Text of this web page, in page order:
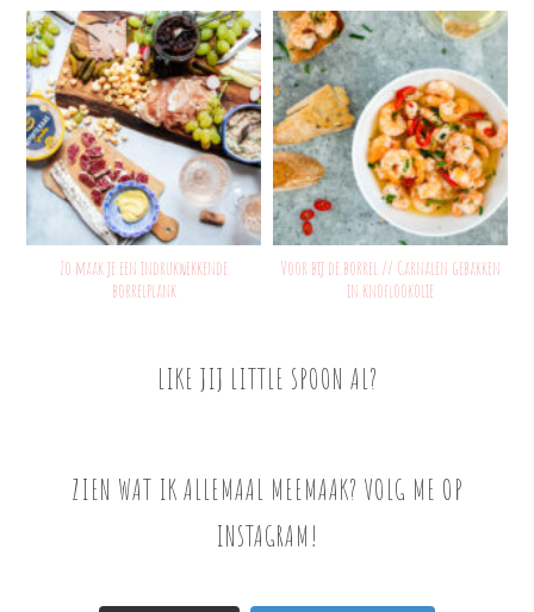
Zo maak je een indrukwekkende
borrelplank
Voor bij de borrel // Garnalen gebakken
in knoflookolie
LIKE JIJ LITTLE SPOON AL?
ZIEN WAT IK ALLEMAAL MEEMAAK? VOLG ME OP
INSTAGRAM!